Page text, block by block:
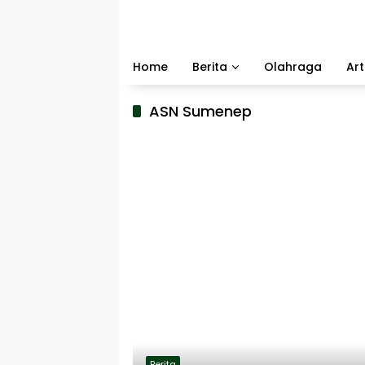
Home
Berita Olahraga
ASN Sumenep